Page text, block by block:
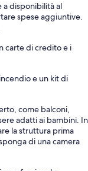
a disponibilità al
spese aggiuntive.
carte di credito e i
e un kit di
come balconi,
adatti ai bambini. In
la struttura prima
di una camera